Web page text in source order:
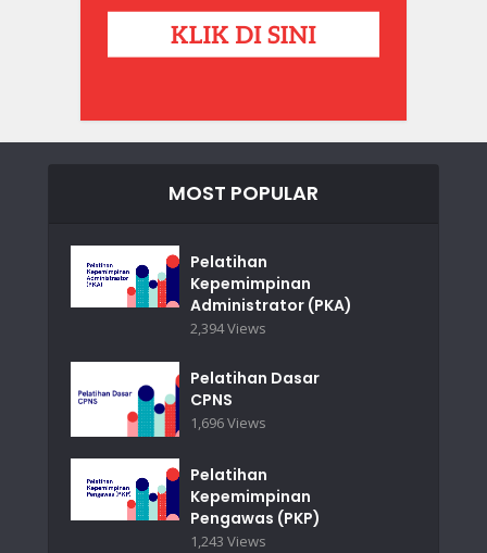
MOST POPULAR
Pelatihan
Kepemimpinan
Administrator (PKA)
2,394 Views
Pelatihan Dasar
CPNS
1,696 Views
Pelatihan
Kepemimpinan
Pengawas (PKP)
1,243 Views